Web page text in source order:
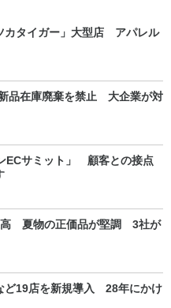
カタイガー」大型店 アパレル
品在庫廃棄を禁止 大企業が対
ECサミット」 顧客との接点
高 夏物の正価品が堅調 3社が
ど19店を新規導入 28年にかけ